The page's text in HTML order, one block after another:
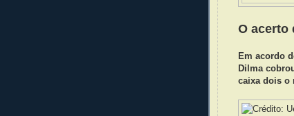
O acerto
Em acordo
Dilma
caixa dois o